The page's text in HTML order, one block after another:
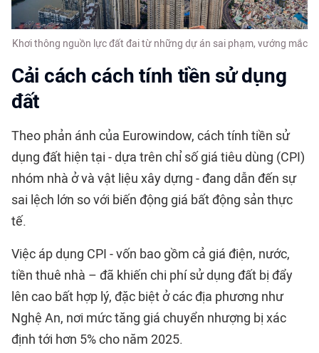
Khơi thông nguồn lực đất đai từ những dự án sai phạm, vướng mắc
Cải cách cách tính tiền sử dụng
đất
Theo phản ánh của Eurowindow, cách tính tiền sử
dụng đất hiện tại - dựa trên chỉ số giá tiêu dùng (CPI)
nhóm nhà ở và vật liệu xây dựng - đang dẫn đến sự
sai lệch lớn so với biến động giá bất động sản thực
tế.
Việc áp dụng CPI - vốn bao gồm cả giá điện, nước,
tiền thuê nhà – đã khiến chi phí sử dụng đất bị đẩy
lên cao bất hợp lý, đặc biệt ở các địa phương như
Nghệ An, nơi mức tăng giá chuyển nhượng bị xác
định tới hơn 5% cho năm 2025.